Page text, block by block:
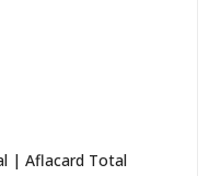
| Aflacard Total